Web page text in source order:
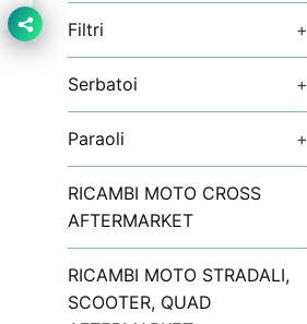
Filtri +
Serbatoi +
Paraoli +
RICAMBI MOTO CROSS
AFTERMARKET
RICAMBI MOTO STRADALI,
SCOOTER, QUAD